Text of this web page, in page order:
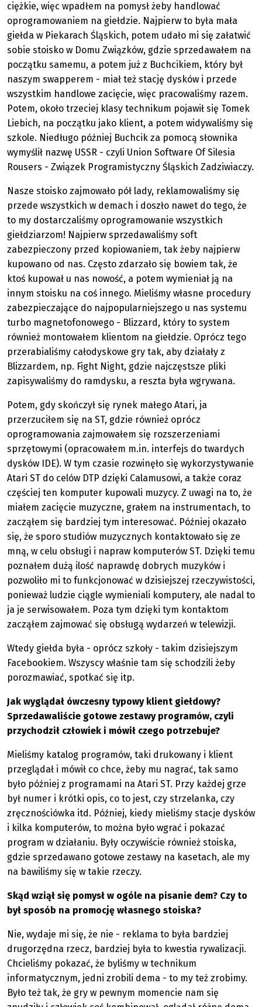
ciężkie, więc wpadłem na pomysł żeby handlować
oprogramowaniem na giełdzie. Najpierw to była mała
giełda w Piekarach Śląskich, potem udało mi się załatwić
sobie stoisko w Domu Związków, gdzie sprzedawałem na
początku samemu, a potem już z Buchcikiem, który był
naszym swapperem - miał też stację dysków i przede
wszystkim handlowe zacięcie, więc pracowaliśmy razem.
Potem, około trzeciej klasy technikum pojawił się Tomek
Liebich, na początku jako klient, a potem widywaliśmy się
szkole. Niedługo później Buchcik za pomocą słownika
wymyślił nazwę USSR - czyli Union Software Of Silesia
Rousers - Związek Programistyczny Śląskich Zadziwiaczy.
Nasze stoisko zajmowało pół lady, reklamowaliśmy się
przede wszystkich w demach i doszło nawet do tego, że
to my dostarczaliśmy oprogramowanie wszystkich
giełdziarzom! Najpierw sprzedawaliśmy soft
zabezpieczony przed kopiowaniem, tak żeby najpierw
kupowano od nas. Często zdarzało się bowiem tak, że
ktoś kupował u nas nowość, a potem wymieniał ją na
innym stoisku na coś innego. Mieliśmy własne procedury
zabezpieczające do najpopularniejszego u nas systemu
turbo magnetofonowego - Blizzard, który to system
również montowałem klientom na giełdzie. Oprócz tego
przerabialiśmy całodyskowe gry tak, aby działały z
Blizzardem, np. Fight Night, gdzie najczęstsze pliki
zapisywaliśmy do ramdysku, a reszta była wgrywana.
Potem, gdy skończył się rynek małego Atari, ja
przerzuciłem się na ST, gdzie również oprócz
oprogramowania zajmowałem się rozszerzeniami
sprzętowymi (opracowałem m.in. interfejs do twardych
dysków IDE). W tym czasie rozwinęło się wykorzystywanie
Atari ST do celów DTP dzięki Calamusowi, a także coraz
częściej ten komputer kupowali muzycy. Z uwagi na to, że
miałem zacięcie muzyczne, grałem na instrumentach, to
zacząłem się bardziej tym interesować. Później okazało
się, że sporo studiów muzycznych kontaktowało się ze
mną, w celu obsługi i napraw komputerów ST. Dzięki temu
poznałem dużą ilość naprawdę dobrych muzyków i
pozwoliło mi to funkcjonować w dzisiejszej rzeczywistości,
ponieważ ludzie ciągle wymieniali komputery, ale nadal to
ja je serwisowałem. Poza tym dzięki tym kontaktom
zacząłem zajmować się obsługą wydarzeń w telewizji.
Wtedy giełda była - oprócz szkoły - takim dzisiejszym
Facebookiem. Wszyscy właśnie tam się schodzili żeby
porozmawiać, spotkać się itp.
Jak wyglądał ówczesny typowy klient giełdowy?
Sprzedawaliście gotowe zestawy programów, czyli
przychodził człowiek i mówił czego potrzebuje?
Mieliśmy katalog programów, taki drukowany i klient
przeglądał i mówił co chce, żeby mu nagrać, tak samo
było później z programami na Atari ST. Przy każdej grze
był numer i krótki opis, co to jest, czy strzelanka, czy
zręcznościówka itd. Później, kiedy mieliśmy stacje dysków
i kilka komputerów, to można było wgrać i pokazać
program w działaniu. Były oczywiście również stoiska,
gdzie sprzedawano gotowe zestawy na kasetach, ale my
na bawiliśmy się w takie rzeczy.
Skąd wziął się pomysł w ogóle na pisanie dem? Czy to
był sposób na promocję własnego stoiska?
Nie, wydaje mi się, że nie - reklama to była bardziej
drugorzędna rzecz, bardziej była to kwestia rywalizacji.
Chcieliśmy pokazać, że byliśmy w technikum
informatycznym, jedni zrobili dema - to my też zrobimy.
Było też tak, że gry w pewnym momencie nam się